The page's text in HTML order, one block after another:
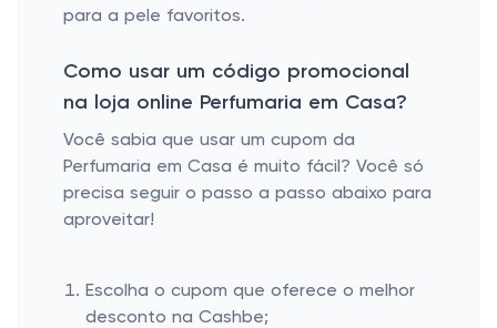
para a pele favoritos.
Como usar um código promocional
na loja online Perfumaria em Casa?
Você sabia que usar um cupom da
Perfumaria em Casa é muito fácil? Você só
precisa seguir o passo a passo abaixo para
aproveitar!
Escolha o cupom que oferece o melhor
desconto na Cashbe;